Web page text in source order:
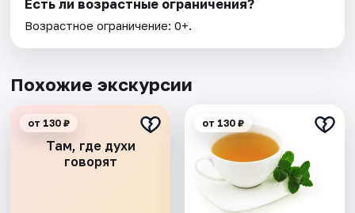
Есть ли возрастные ограничения?
Возрастное ограничение: 0+.
Похожие экскурсии
Там, где духи
говорят
от 130 ₽ от 130 ₽